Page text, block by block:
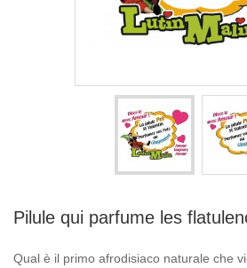
Pilule qui parfume les
Qual è il primo afrodisiaco naturale che